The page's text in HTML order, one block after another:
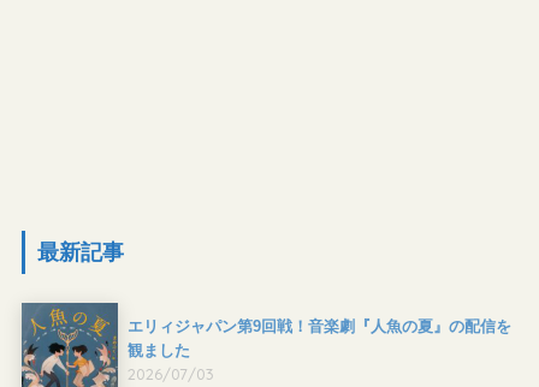
最新記事
エリィジャパン第9回戦！音楽劇『人魚の夏』の配信を
観ました
2026/07/03